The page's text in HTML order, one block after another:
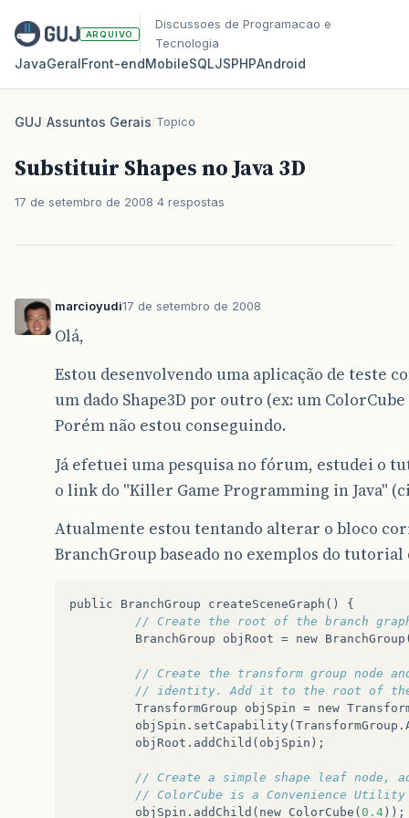
ARQUIVO
Discussoes de Programacao e
Tecnologia
JavaGeralFront‑endMobileSQLJSPHPAndroid
GUJ/Assuntos Gerais/Topico
Substituir Shapes no Java 3D
17 de setembro de 2008 4 respostas
marcioyudi17 de setembro de 2008
Olá,
Estou desenvolvendo uma aplicação de teste
um dado Shape3D por outro (ex: um
Porém não estou conseguindo.
Já efetuei uma pesquisa no fórum, estudei o
o link do "Killer Game Programming in Java"
Atualmente estou tentando alterar o bloco
BranchGroup baseado no exemplos do tutorial
public BranchGroup createSceneGraph ()
{
// Create the root of the branch
BranchGroup
objRoot = new BranchGroup
// Create the transform group
// identity. Add it to the root of the
TransformGroup
objSpin = new
objSpin . setCapability( TransformGroup .
objRoot . addChild ( objSpin );
// Create a simple shape leaf node,
// ColorCube is a Convenience
objSpin . addChild ( new ColorCube ( 0.4 ));